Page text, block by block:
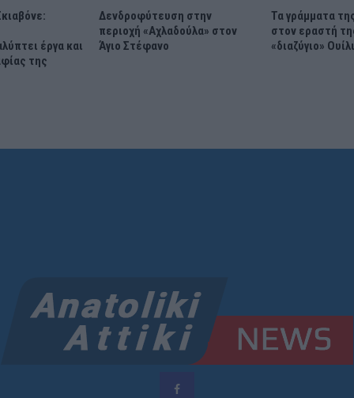
έργα και
της
Δενδροφύτευση στην
περιοχή «Αχλαδούλα» στον
Άγιο Στέφανο
Τα γράμματα
στον εραστή
«διαζύγιο»